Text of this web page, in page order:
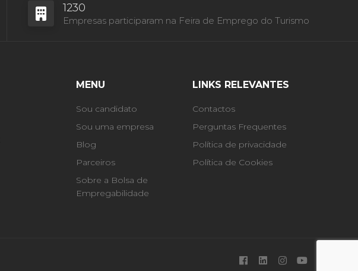
1230
Empresas participaram na Feira de Emprego do Turismo
MENU
Sou candidato
Sou uma empresa
Blog
Parceiros
Sobre a Bolsa de
Empregabilidade
LINKS RELEVANTES
Contactos
Perguntas Frequentes
Política de privacidade
Política de Cookies